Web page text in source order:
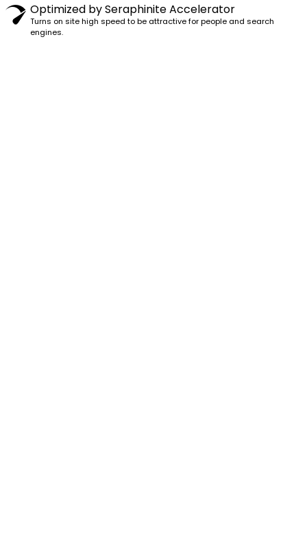
Optimized by Seraphinite Accelerator
Turns on site high speed to be attractive for people and search
engines.